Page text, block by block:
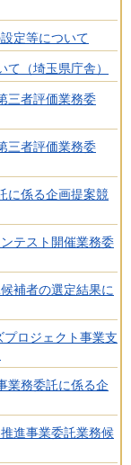
定等について
（埼玉県庁舎）
三者評価業務委
三者評価業務委
に係る企画提案競
テスト開催業務委
補者の選定結果に
プロジェクト事業支
業務委託に係る企
進事業委託業務候